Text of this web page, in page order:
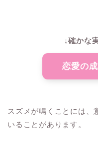
↓確かな
恋愛の
スズメが鳴くことには、
いることがあります。